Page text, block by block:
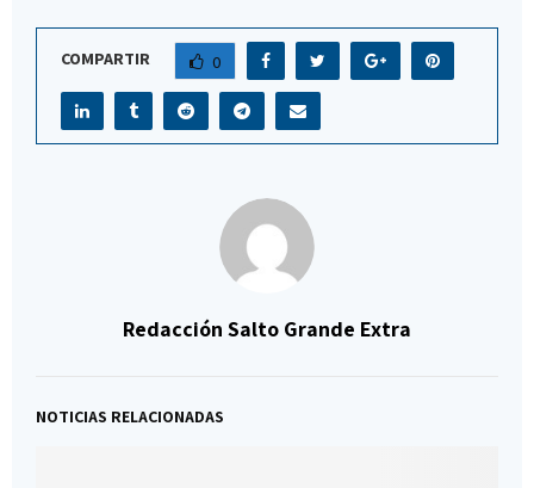
COMPARTIR 0
Redacción Salto Grande Extra
NOTICIAS RELACIONADAS